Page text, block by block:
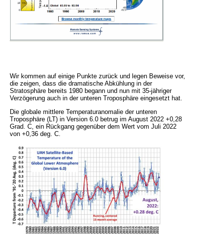
Wir kommen auf einige Punkte zurück und legen Beweise vor,
die zeigen, dass die dramatische Abkühlung in der
Stratosphäre bereits 1980 begann und nun mit 35-jähriger
Verzögerung auch in der unteren Troposphäre eingesetzt hat.
Die globale mittlere Temperaturanomalie der unteren
Troposphäre (LT) in Version 6.0 betrug im August 2022 +0,28
Grad. C, ein Rückgang gegenüber dem Wert vom Juli 2022
von +0,36 deg. C.